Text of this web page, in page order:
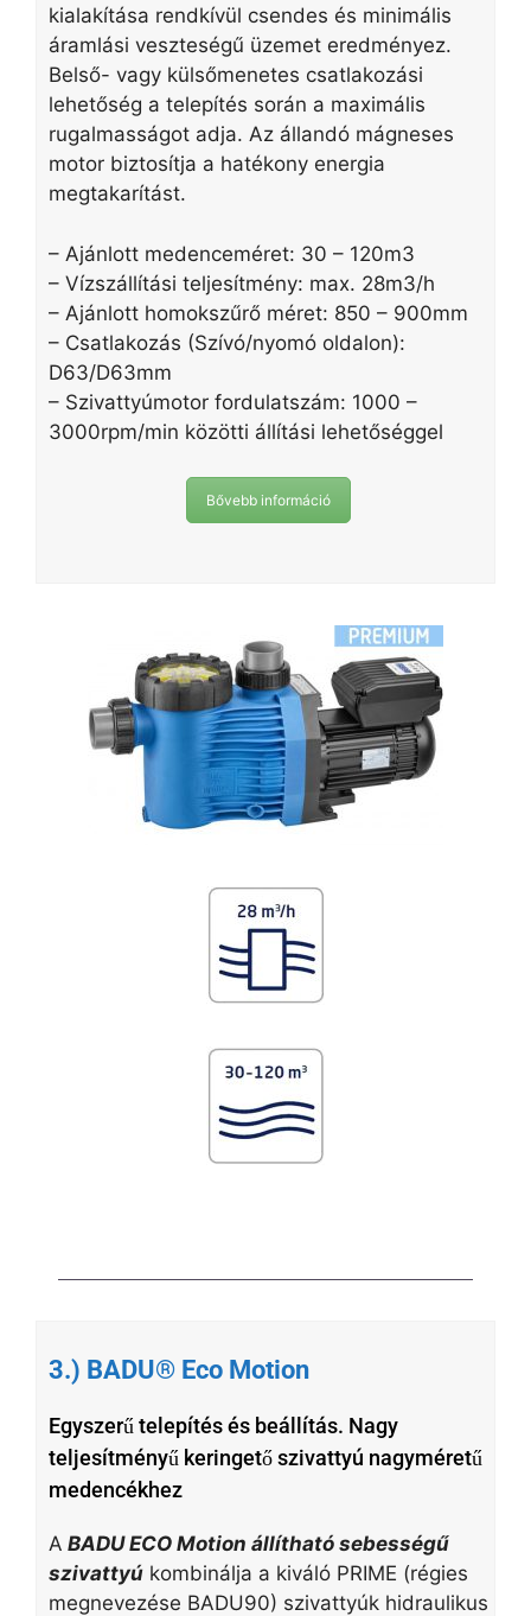
kialakítása rendkívül csendes és minimális
áramlási veszteségű üzemet eredményez.
Belső- vagy külsőmenetes csatlakozási
lehetőség a telepítés során a maximális
rugalmasságot adja. Az állandó mágneses
motor biztosítja a hatékony energia
megtakarítást.
– Ajánlott medenceméret: 30 – 120m3
– Vízszállítási teljesítmény: max. 28m3/h
– Ajánlott homokszűrő méret: 850 – 900mm
– Csatlakozás (Szívó/nyomó oldalon):
D63/D63mm
– Szivattyúmotor fordulatszám: 1000 –
3000rpm/min közötti állítási lehetőséggel
Bővebb információ
3.) BADU® Eco Motion
Egyszerű telepítés és beállítás. Nagy
teljesítményű keringető szivattyú nagyméretű
medencékhez
A BADU ECO Motion állítható sebességű
szivattyú kombinálja a kiváló PRIME (régies
megnevezése BADU90) szivattyúk hidraulikus